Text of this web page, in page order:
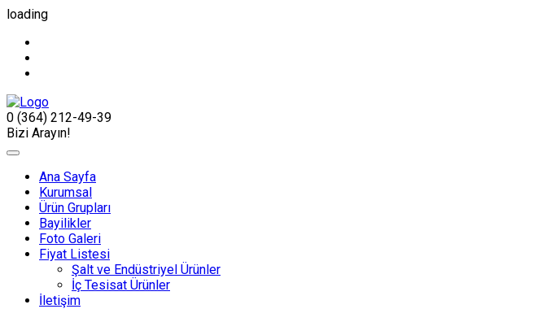
loading
0 (364) 212-49-39
Bizi Arayın!
Ana Sayfa
Kurumsal
Ürün Grupları
Bayilikler
Foto Galeri
Fiyat Listesi
Şalt ve Endüstriyel Ürünler
İç Tesisat Ürünler
İletişim